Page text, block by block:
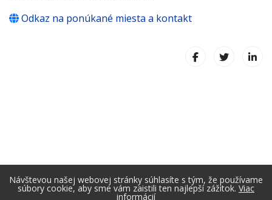
Odkaz na ponúkané miesta a kontakt
Návštevou našej webovej stránky súhlasíte s tým, že používame
súbory cookie, aby sme vám zaistili ten najlepší zážitok. Viac
informácií